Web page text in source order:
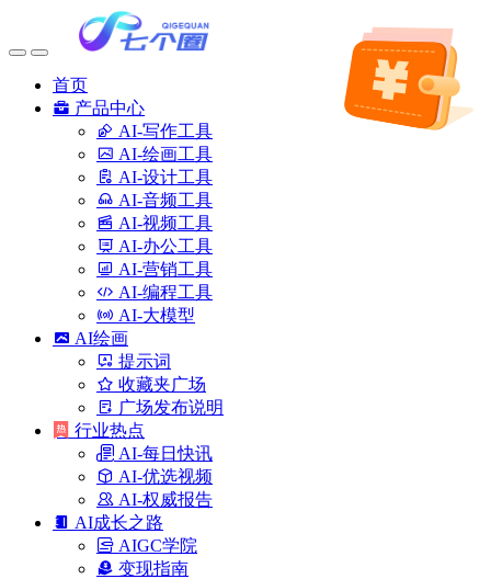
首页
产品中心
AI-写作工具
AI-绘画工具
AI-设计工具
AI-音频工具
AI-视频工具
AI-办公工具
AI-营销工具
AI-编程工具
AI-大模型
AI绘画
提示词
收藏夹广场
广场发布说明
行业热点
AI-每日快讯
AI-优选视频
AI-权威报告
AI成长之路
AIGC学院
变现指南